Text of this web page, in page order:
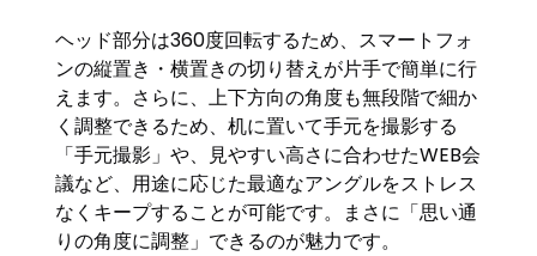
ヘッド部分は360度回転するため、スマートフォ
ンの縦置き・横置きの切り替えが片手で簡単に行
えます。さらに、上下方向の角度も無段階で細か
く調整できるため、机に置いて手元を撮影する
「手元撮影」や、見やすい高さに合わせたWEB会
議など、用途に応じた最適なアングルをストレス
なくキープすることが可能です。まさに「思い通
りの角度に調整」できるのが魅力です。